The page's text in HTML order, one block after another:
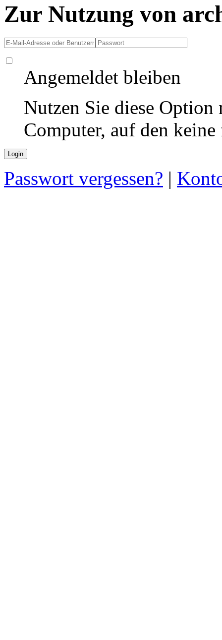
Zur Nutzung von
Angemeldet bleiben
Nutzen Sie diese
Computer, auf den
Passwort vergessen? |